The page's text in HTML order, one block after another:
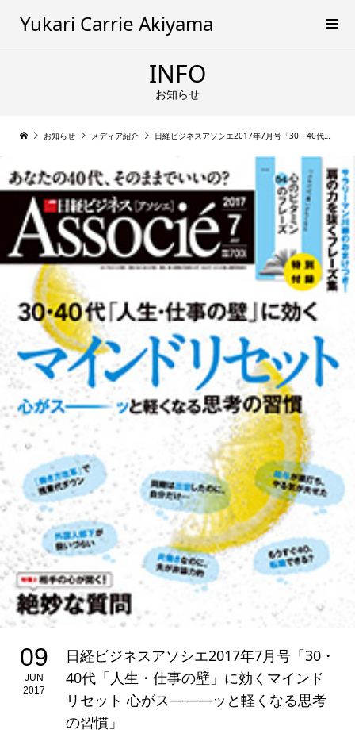
Yukari Carrie Akiyama
INFO
お知らせ
お知らせ メディア紹介 日経ビジネスアソシエ2017年7月号「30・40代「人生・仕事の壁」に効くマインドリセット 心がス―――ッと軽くなる思考の習慣」
09
JUN
2017
日経ビジネスアソシエ2017年7月号「30・
40代「人生・仕事の壁」に効くマインド
リセット 心がス―――ッと軽くなる思考
の習慣」